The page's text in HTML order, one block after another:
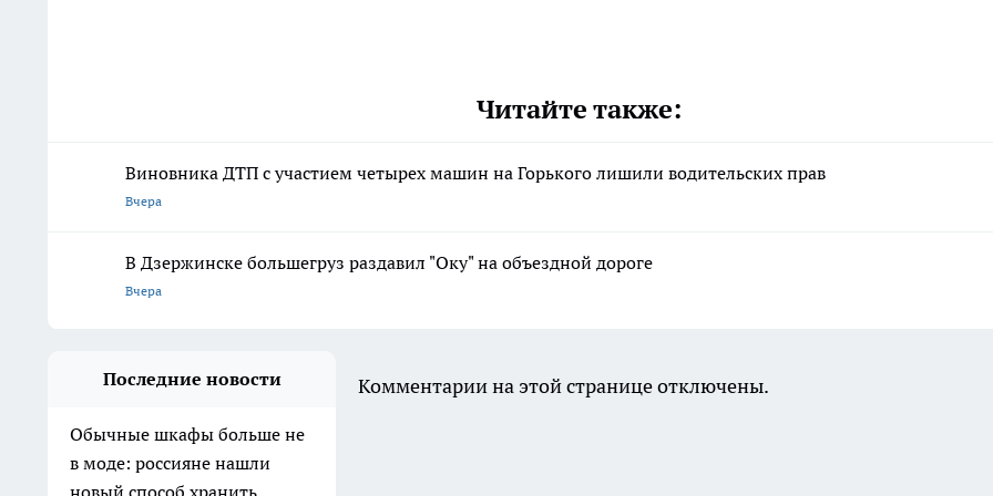
Читайте также:
Виновника ДТП с участием четырех машин на Горького лишили водительских прав
Вчера
В Дзержинске большегруз раздавил "Оку" на объездной дороге
Вчера
Последние новости
Обычные шкафы больше не
в моде: россияне нашли
новый способ хранить
Комментарии на этой странице отключены.